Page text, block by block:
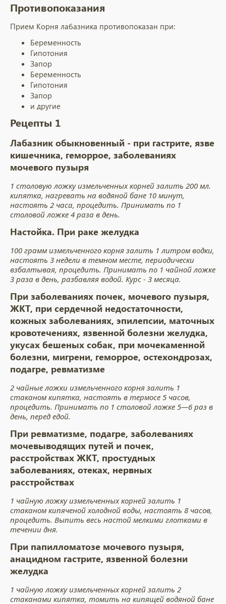
Противопоказания
Прием Корня лабазника противопоказан при:
Беременность
Гипотония
Запор
Беременность
Гипотония
Запор
и другие
Рецепты 1
Лабазник обыкновенный - при гастрите, язве
кишечника, геморрое, заболеваниях
мочевого пузыря
1 столовую ложку измельченных корней залить 200 мл.
кипятка, нагревать на водяной бане 10 минут,
настоять 2 часа, процедить. Принимать по 1
столовой ложке 4 раза в день.
Настойка. При раке желудка
100 грамм измельченного корня залить 1 литром водки,
настоять 3 недели в темном месте, периодически
взбалтывая, процедить. Принимать по 1 чайной ложке
3 раза в день, разбавляя водой. Курс - 3 месяца.
При заболеваниях почек, мочевого пузыря,
ЖКТ, при сердечной недостаточности,
кожных заболеваниях, эпилепсии, маточных
кровотечениях, язвенной болезни желудка,
укусах бешеных собак, при мочекаменной
болезни, мигрени, геморрое, остехондрозах,
подагре, ревма­тизме
2 чайные ложки измельченного корня залить 1
стаканом кипятка, настоять в термосе 5 часов,
процедить. Принимать по 1 столовой ложке 5—6 раз в
день, перед едой.
При ревматизме, подагре, заболеваниях
мочевыводящих путей и почек,
расстройствах ЖКТ, простудных
заболеваниях, отеках, нервных
расстройствах
1 чайную ложку измельченных корней залить 1
стаканом кипяченой холодной воды, настоять 8 часов,
процедить. Выпить весь настой мелкими глотками в
течении дня.
При папилломатозе мочевого пузыря,
анацидном гастрите, язвенной бо­лезни
желудка
1 чайную ложку измельченных корней залить 2
стаканами кипятка, томить на кипящей водяной бане